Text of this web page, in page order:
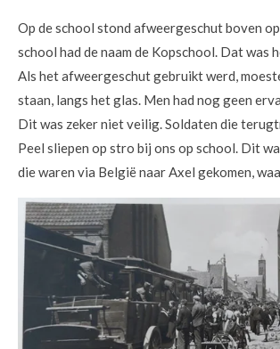
Op de school stond afweergeschut boven
school had de naam de Kopschool. Dat was
Als het afweergeschut gebruikt werd,
staan, langs het glas. Men had nog geen
Dit was zeker niet veilig. Soldaten die
Peel sliepen op stro bij ons op school. Dit
die waren via België naar Axel gekomen,